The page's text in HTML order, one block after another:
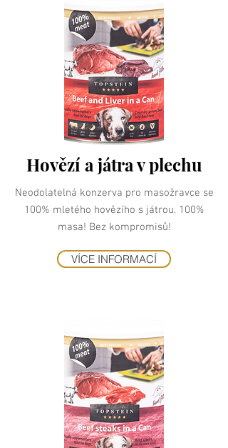
Hovězí a játra v plechu
Neodolatelná konzerva pro masožravce se
100% mletého hovězího s játrou. 100%
masa! Bez kompromisů!
VÍCE INFORMACÍ